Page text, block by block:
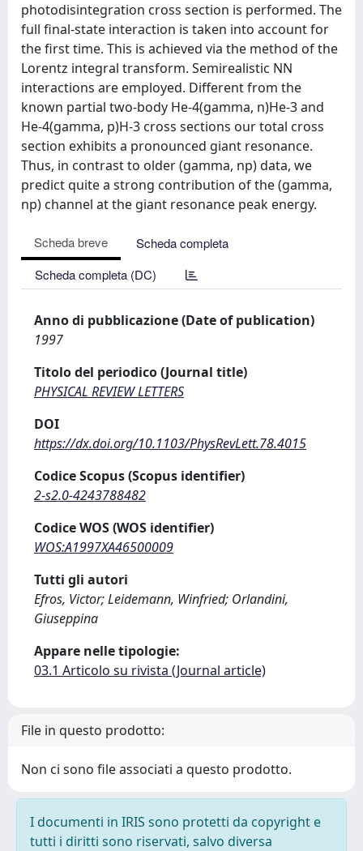
photodisintegration cross section is performed. The
full final-state interaction is taken into account for
the first time. This is achieved via the method of the
Lorentz integral transform. Semirealistic NN
interactions are employed. Different from the
known partial two-body He-4(gamma, n)He-3 and
He-4(gamma, p)H-3 cross sections our total cross
section exhibits a pronounced giant resonance.
Thus, in contrast to older (gamma, np) data, we
predict quite a strong contribution of the (gamma,
np) channel at the giant resonance peak energy.
Scheda breve
Scheda completa
Scheda completa (DC)
Anno di pubblicazione (Date of publication)
1997
Titolo del periodico (Journal title)
PHYSICAL REVIEW LETTERS
DOI
https://dx.doi.org/10.1103/PhysRevLett.78.4015
Codice Scopus (Scopus identifier)
2-s2.0-4243788482
Codice WOS (WOS identifier)
WOS:A1997XA46500009
Tutti gli autori
Efros, Victor; Leidemann, Winfried; Orlandini,
Giuseppina
Appare nelle tipologie:
03.1 Articolo su rivista (Journal article)
File in questo prodotto:
Non ci sono file associati a questo prodotto.
I documenti in IRIS sono protetti da copyright e
tutti i diritti sono riservati, salvo diversa